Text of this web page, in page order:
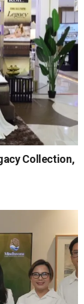
Collection,